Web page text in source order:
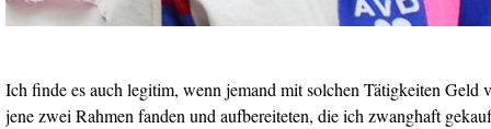
Ich finde es auch legitim, wenn jemand mit solchen Tätigkeiten Geld
jene zwei Rahmen fanden und aufbereiteten, die ich zwanghaft